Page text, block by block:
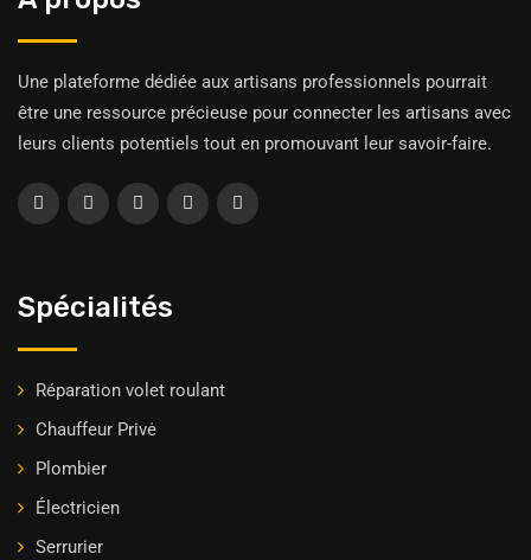
Une plateforme dédiée aux artisans professionnels pourrait
être une ressource précieuse pour connecter les artisans avec
leurs clients potentiels tout en promouvant leur savoir-faire.
Spécialités
Réparation volet roulant
Chauffeur Privė
Plombier
Électricien
Serrurier